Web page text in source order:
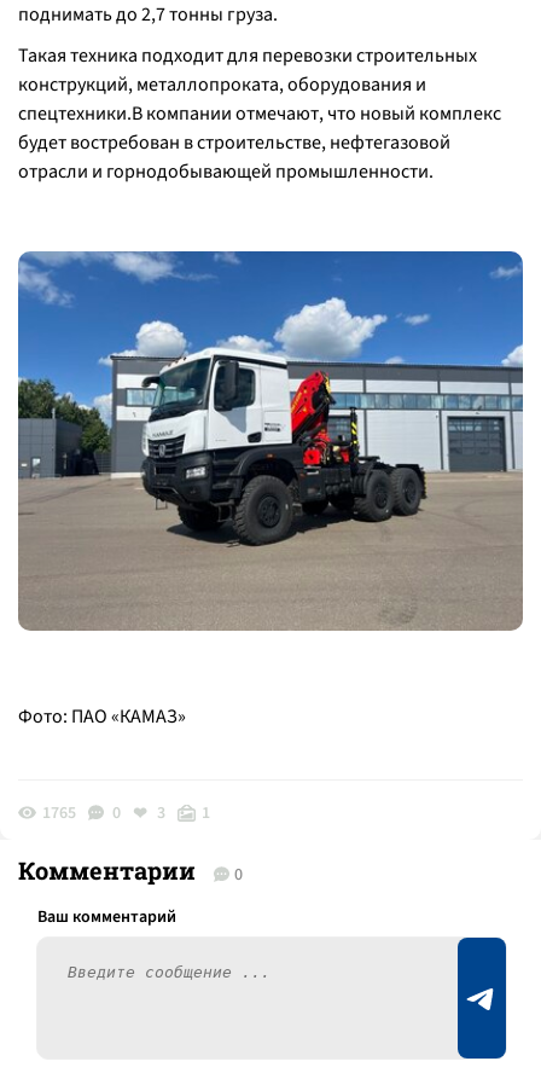
поднимать до 2,7 тонны груза.
Такая техника подходит для перевозки строительных
конструкций, металлопроката, оборудования и
спецтехники.В компании отмечают, что новый комплекс
будет востребован в строительстве, нефтегазовой
отрасли и горнодобывающей промышленности.
Фото: ПАО «КАМАЗ»
1765 0 3 1
Комментарии 0